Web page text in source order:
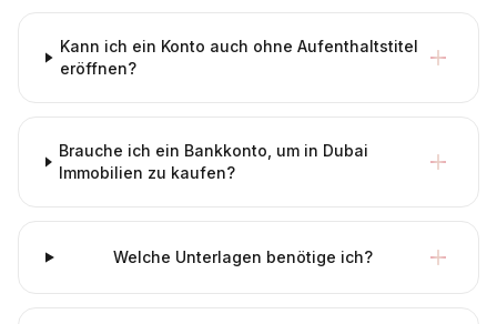
Kann ich ein Konto auch ohne Aufenthaltstitel
eröffnen?
Brauche ich ein Bankkonto, um in Dubai
Immobilien zu kaufen?
Welche Unterlagen benötige ich?